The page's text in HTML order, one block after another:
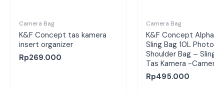
Camera Bag
K&F Concept tas kamera
insert organizer
Rp269.000
Camera Bag
K&F Concept Alpha
Sling Bag 10L
Shoulder Bag – Sling
Tas Kamera -Camera
Rp495.000